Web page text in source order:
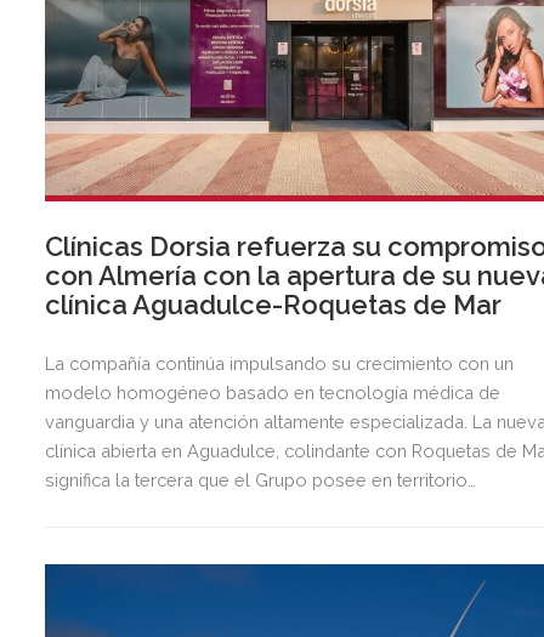
Clínicas Dorsia refuerza su
con Almería con la apertura de su
clínica Aguadulce-Roquetas de Mar
La compañía continúa impulsando su crecimiento con un
modelo homogéneo basado en tecnología médica de
vanguardia y una atención altamente especializada. La
clínica abierta en Aguadulce, colindante con Roquetas de
significa la tercera que el Grupo posee en territorio